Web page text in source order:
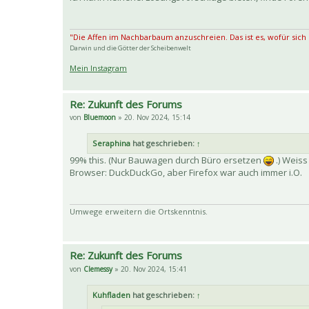
"Die Affen im Nachbarbaum anzuschreien. Das ist es, wofür
Darwin und die Götter der Scheibenwelt
Mein Instagram
Re: Zukunft des Forums
von Bluemoon » 20. Nov 2024, 15:14
Seraphina hat geschrieben: ↑
99% this. (Nur Bauwagen durch Büro ersetzen
.)
Browser: DuckDuckGo, aber Firefox war auch immer i.O.
Umwege erweitern die Ortskenntnis.
Re: Zukunft des Forums
von Clemessy» 20. Nov 2024, 15:41
Kuhfladen hat geschrieben: ↑